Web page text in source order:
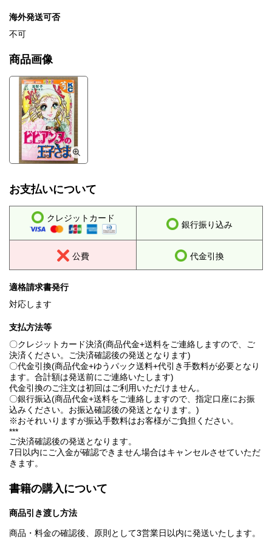
海外発送可否
不可
商品画像
お支払いについて
クレジットカード
銀行振り込み
公費 代金引換
適格請求書発行
対応します
支払方法等
〇クレジットカード決済(商品代金+送料をご連絡しますので、ご
決済ください。ご決済確認後の発送となります)
〇代金引換(商品代金+ゆうパック送料+代引き手数料が必要となり
ます。合計額は発送前にご連絡いたします)
代金引換のご注文は初回はご利用いただけません。
〇銀行振込(商品代金+送料をご連絡しますので、指定口座にお振
込みください。お振込確認後の発送となります。)
※おそれいりますが振込手数料はお客様がご負担ください。
***
ご決済確認後の発送となります。
7日以内にご入金が確認できません場合はキャンセルさせていただ
きます。
書籍の購入について
商品引き渡し方法
商品・料金の確認後、原則として3営業日以内に発送いたします。